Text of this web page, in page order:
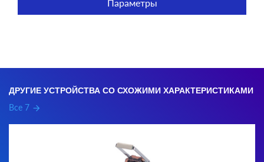
Параметры
ДРУГИЕ УСТРОЙСТВА СО СХОЖИМИ ХАРАКТЕРИСТИКАМИ
Все 7 arrow_forward